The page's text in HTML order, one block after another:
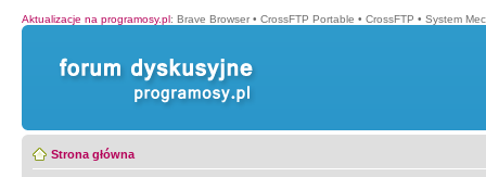
Aktualizacje na programosy.pl: Brave Browser • CrossFTP Portable • CrossFTP • System
Strona główna